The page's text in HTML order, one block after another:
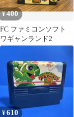
¥400
FC ファミコンソフト
ワギャンランド2
¥610